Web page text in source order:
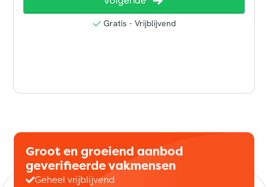
Groot en groeiend aanbod
geverifieerde vakmensen
Geheel vrijblijvend